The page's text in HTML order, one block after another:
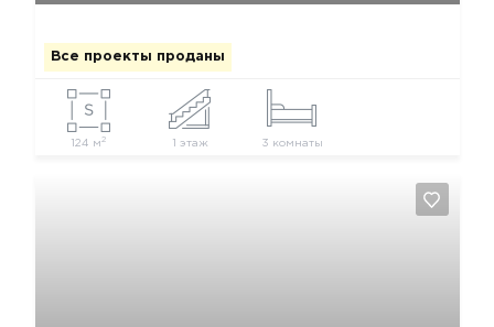
Все проекты проданы
124 м2 1 этаж 3 комнаты